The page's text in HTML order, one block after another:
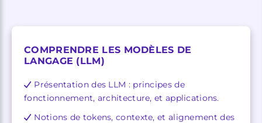
COMPRENDRE LES MODÈLES DE
LANGAGE (LLM)
Présentation des LLM : principes de
fonctionnement, architecture, et applications.
Notions de tokens, contexte, et alignement des